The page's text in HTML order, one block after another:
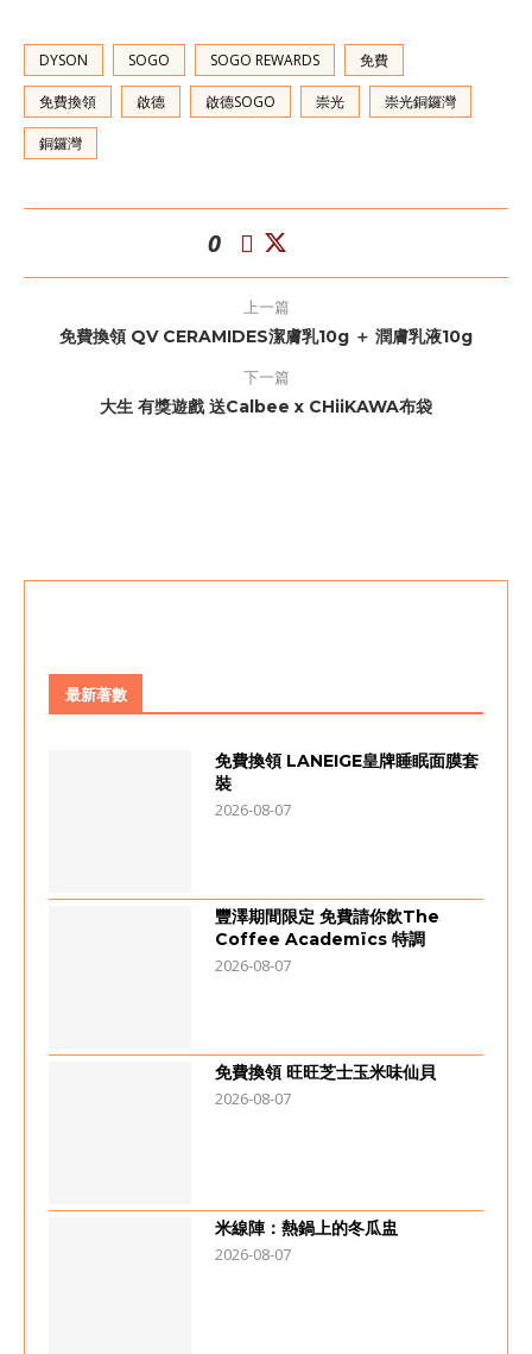
DYSON SOGO SOGO REWARDS 免費
免費換領 啟德 啟德SOGO 崇光 崇光銅鑼灣
銅鑼灣
0
上一篇
免費換領 QV CERAMIDES潔膚乳10g ＋ 潤膚乳液10g
下一篇
大生 有獎遊戲 送Calbee x CHiiKAWA布袋
最新著數
免費換領 LANEIGE皇牌睡眠面膜套
裝
2026-08-07
豐澤期間限定 免費請你飲The
Coffee Academïcs 特調
2026-08-07
免費換領 旺旺芝士玉米味仙貝
2026-08-07
米線陣：熱鍋上的冬瓜盅
2026-08-07